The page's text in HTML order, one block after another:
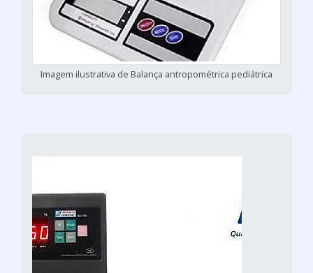
Imagem ilustrativa de Balança antropométrica pediátrica